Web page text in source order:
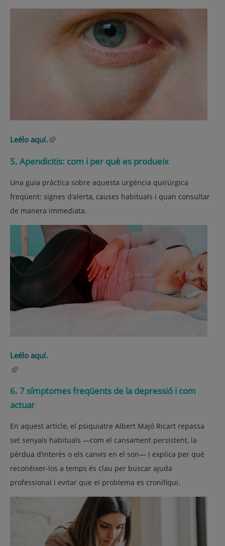
Leélo aquí.
5. Apendicitis: com i per què es produeix
Una guia pràctica sobre aquesta urgència quirúrgica
freqüent: signes d’alerta, causes habituals i quan consultar
de manera immediata.
Leélo aquí.
6. 7 símptomes freqüents de la depressió i com
actuar
En aquest article, el psiquiatre Albert Majó Ricart repassa
set senyals habituals —com el cansament persistent, la
pèrdua d’interès o els canvis en el son— i explica per què
reconèixer-los a temps és clau per buscar ajuda
professional i evitar que el problema es cronifiqui.